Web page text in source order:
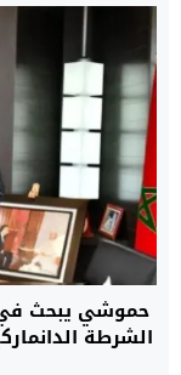
حموشي يبحث في
الشرطة